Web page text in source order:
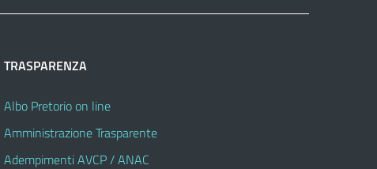
TRASPARENZA
Albo Pretorio on line
Amministrazione Trasparente
Adempimenti AVCP / ANAC